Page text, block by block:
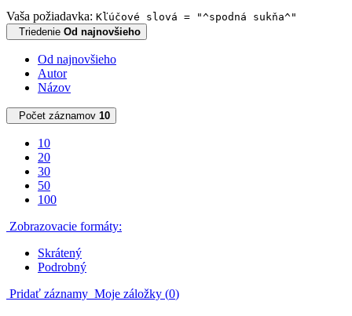
Vaša požiadavka: Kľúčové slová = "^spodná sukňa^"
Triedenie Od najnovšieho
Od najnovšieho
Autor
Názov
Počet záznamov 10
10
20
30
50
100
Zobrazovacie formáty:
Skrátený
Podrobný
Pridať záznamy Moje záložky (0)